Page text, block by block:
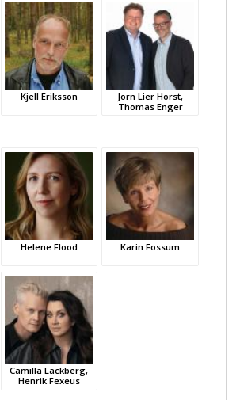
Kjell Eriksson
Jorn Lier Horst,
Thomas Enger
Helene Flood Karin Fossum
Camilla Läckberg,
Henrik Fexeus